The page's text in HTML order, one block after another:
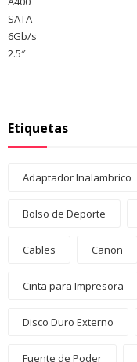
Etiquetas
Adaptador Inalambrico
Bolso de Deporte
Cables Canon
Cinta para Impresora
Disco Duro Externo
Fuente de Poder